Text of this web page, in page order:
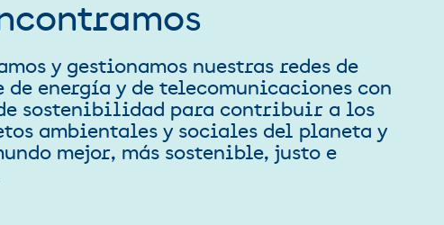
y gestionamos nuestras redes de
de energía y de telecomunicaciones con
sostenibilidad para contribuir a los
ambientales y sociales del planeta y
mejor, más sostenible, justo e